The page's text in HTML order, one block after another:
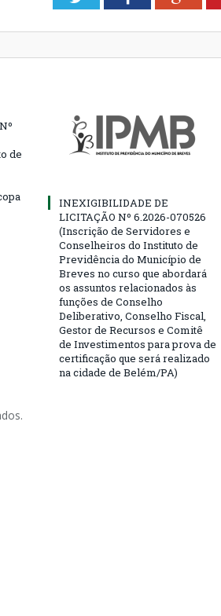
de
INEXIGIBILIDADE DE
LICITAÇÃO Nº 6.2026-070526
(Inscrição de Servidores e
Conselheiros do Instituto de
Previdência do Município de
Breves no curso que abordará
os assuntos relacionados às
funções de Conselho
Deliberativo, Conselho Fiscal,
Gestor de Recursos e Comitê
de Investimentos para prova de
certificação que será realizado
na cidade de Belém/PA)